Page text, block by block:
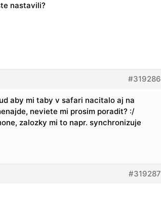
nastavili?
#319286
aby mi taby v safari nacitalo aj na
neviete mi prosim poradit? :/
zalozky mi to napr. synchronizuje
#319287